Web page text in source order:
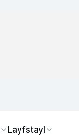
Layfstayl